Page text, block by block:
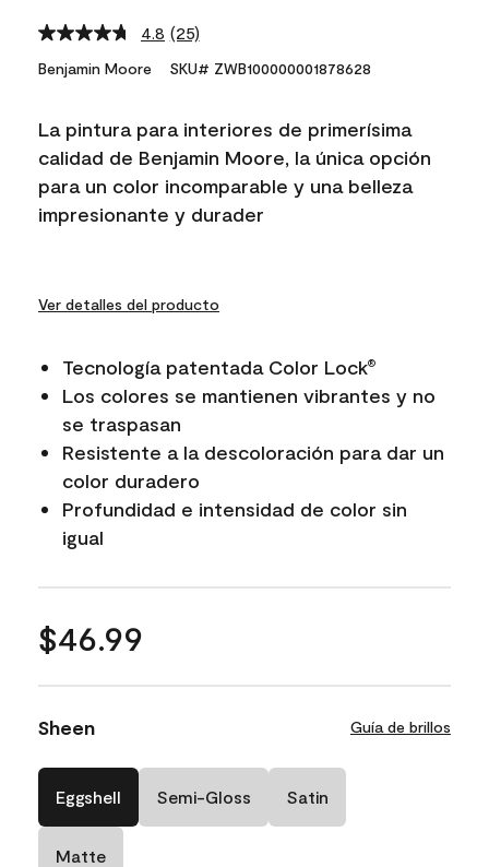
4.8 Read
25
Reviews.
link.
(25)
Benjamin Moore SKU# ZWB100000001878628
La pintura para interiores de primerísima
calidad de Benjamin Moore, la única opción
para un color incomparable y una belleza
impresionante y durader
Ver detalles del producto
Tecnología patentada Color Lock®
Los colores se mantienen vibrantes y no
se traspasan
Resistente a la descoloración para dar un
color duradero
Profundidad e intensidad de color sin
igual
$46.99
Sheen Guía de brillos
Eggshell Semi-Gloss Satin
Matte